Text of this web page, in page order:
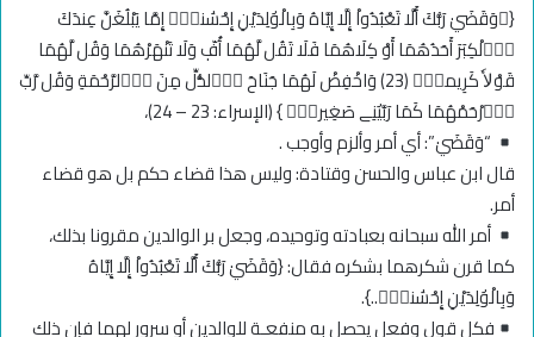
{۞وَقَضَيٰ رَبُّكَ أَلَّا تَعْبُدُواْ إِلَّا إِيَّاهُ وَبِالْوَٰلِدَيْنِ إِحْسَٰناًۖ إِمَّا يَبْلُغَنَّ عِندَكَ
اَ۬لْكِبَرَ أَحَدُهُمَا أَوْ كِلَاهُمَا فَلَا تَقُل لَّهُمَا أُفّٖ وَلَا تَنْهَرْهُمَا وَقُل لَّهُمَا
قَوْلاٗ كَرِيماٗۖ (23) وَاخْفِضْ لَهُمَا جَنَاحَ اَ۬لذُّلِّ مِنَ اَ۬لرَّحْمَةِ وَقُل رَّبِّ
اِ۪رْحَمْهُمَا كَمَا رَبَّيَٰنِے صَغِيراٗۖ } (الإسراء: 23 – 24)،
“وَقَضَيٰ”: أي أمر وألزم وأوجب .
قال ابن عباس والحسن وقتادة: وليس هذا قضاء حكم بل هو قضاء
أمر.
أمر الله سبحانه بعبادته وتوحيده، وجعل بر الوالدين مقرونا بذلك،
كما قرن شكرهما بشكره فقال: {وَقَضَيٰ رَبُّكَ أَلَّا تَعْبُدُواْ إِلَّا إِيَّاهُ
وَبِالْوَٰلِدَيْنِ إِحْسَٰناًۖ..}.
فكل قول وفعل يحصل به منفعـة للوالدين أو سرور لهما فإن ذلك